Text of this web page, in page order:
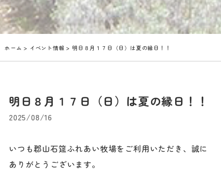
ホーム > イベント情報 > 明日８月１７日（日）は夏の縁日！！
明日８月１７日（日）は夏の縁日！！
2025/08/16
いつも郡山石筵ふれあい牧場をご利用いただき、誠に
ありがとうございます。